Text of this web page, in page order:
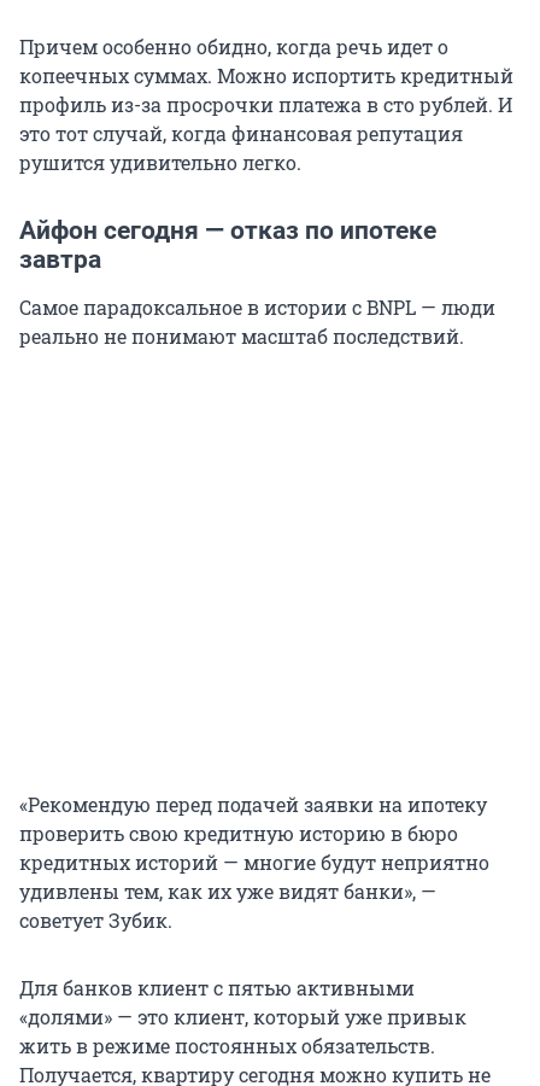
Причем особенно обидно, когда речь идет о
копеечных суммах. Можно испортить кредитный
профиль из-за просрочки платежа в сто рублей. И
это тот случай, когда финансовая репутация
рушится удивительно легко.
Айфон сегодня — отказ по ипотеке
завтра
Самое парадоксальное в истории с BNPL — люди
реально не понимают масштаб последствий.
«Рекомендую перед подачей заявки на ипотеку
проверить свою кредитную историю в бюро
кредитных историй — многие будут неприятно
удивлены тем, как их уже видят банки», —
советует Зубик.
Для банков клиент с пятью активными
«долями» — это клиент, который уже привык
жить в режиме постоянных обязательств.
Получается, квартиру сегодня можно купить не